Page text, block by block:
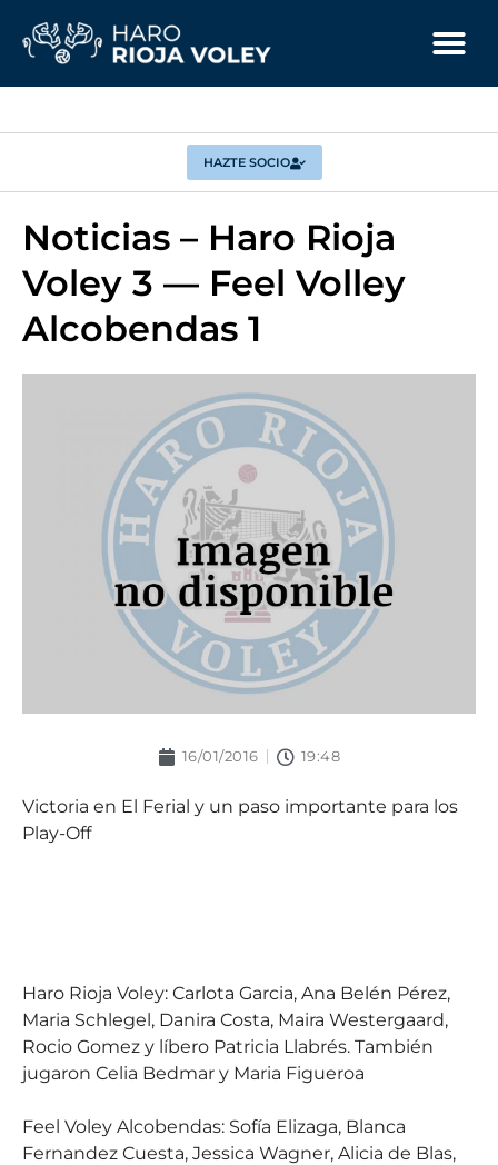
HAZTE SOCIO
Noticias – Haro Rioja
Voley 3 — Feel Volley
Alcobendas 1
16/01/2016 19:48
Victoria en El Ferial y un paso importante para los
Play-Off
Haro Rioja Voley: Carlota Garcia, Ana Belén Pérez,
Maria Schlegel, Danira Costa, Maira Westergaard,
Rocio Gomez y líbero Patricia Llabrés. También
jugaron Celia Bedmar y Maria Figueroa
Feel Voley Alcobendas: Sofía Elizaga, Blanca
Fernandez Cuesta, Jessica Wagner, Alicia de Blas,